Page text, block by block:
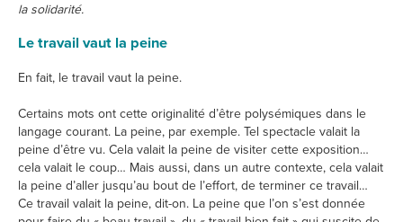
la solidarité.
Le travail vaut la peine
En fait, le travail vaut la peine.
Certains mots ont cette originalité d’être polysémiques dans le
langage courant. La peine, par exemple. Tel spectacle valait la
peine d’être vu. Cela valait la peine de visiter cette exposition…
cela valait le coup… Mais aussi, dans un autre contexte, cela valait
la peine d’aller jusqu’au bout de l’effort, de terminer ce travail…
Ce travail valait la peine, dit-on. La peine que l’on s’est donnée